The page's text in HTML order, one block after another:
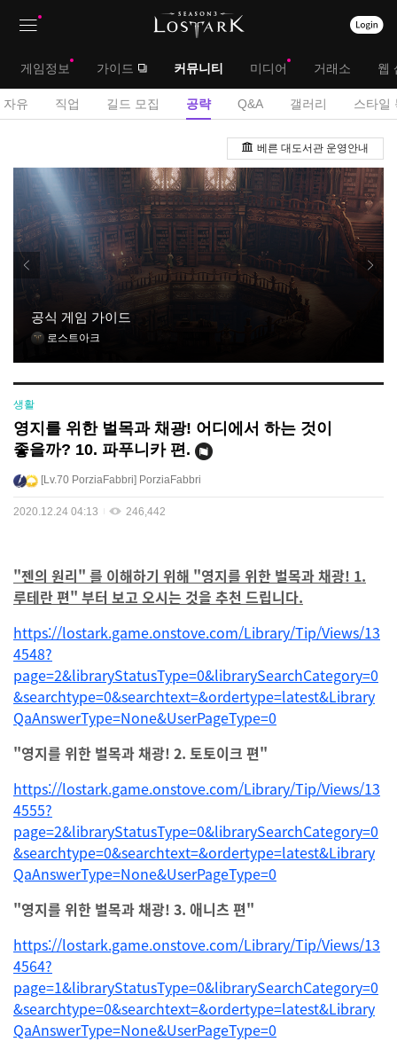
뉴
대
메
게임정보 가이드 커뮤니티 미디어 거래소 웹
서
메
뉴
자유 직업 길드 모집 공략 Q&A 갤러리 스타일
략
판
베른 대도서관 운영안내
공식 게임 가이드
로스트아크
생활
영지를 위한 벌목과 채광! 어디에서 하는 것이
좋을까? 10. 파푸니카 편.
Lv.70 PorziaFabbri PorziaFabbri
2020.12.24 04:13 246,442
"젠의 원리" 를 이해하기 위해 "영지를 위한 벌목과 채광! 1.
루테란 편" 부터 보고 오시는 것을 추천 드립니다.
https://lostark.game.onstove.com/Library/Tip/Views/13
4548?
page=2&libraryStatusType=0&librarySearchCategory=0
&searchtype=0&searchtext=&ordertype=latest&Library
QaAnswerType=None&UserPageType=0
"영지를 위한 벌목과 채광! 2. 토토이크 편"
https://lostark.game.onstove.com/Library/Tip/Views/13
4555?
page=2&libraryStatusType=0&librarySearchCategory=0
&searchtype=0&searchtext=&ordertype=latest&Library
QaAnswerType=None&UserPageType=0
"영지를 위한 벌목과 채광! 3. 애니츠 편"
https://lostark.game.onstove.com/Library/Tip/Views/13
4564?
page=1&libraryStatusType=0&librarySearchCategory=0
&searchtype=0&searchtext=&ordertype=latest&Library
QaAnswerType=None&UserPageType=0